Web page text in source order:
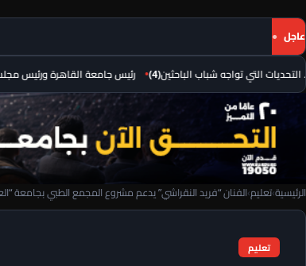
عاجل
تواجه شباب الباحثين(4) رئيس جامعة القاهرة ورئيس مجلس إدارة
الرئيسية›تعليم›الفنان “فريد النقراشي” يدعم مشروع المجمع الطبي بجامعة
تعليم